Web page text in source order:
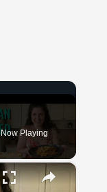
Now Playing
×